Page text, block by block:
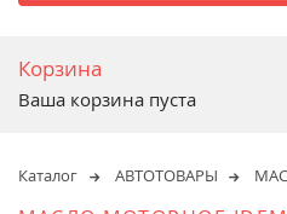
Корзина
Ваша корзина пуста
Каталог АВТОТОВАРЫ